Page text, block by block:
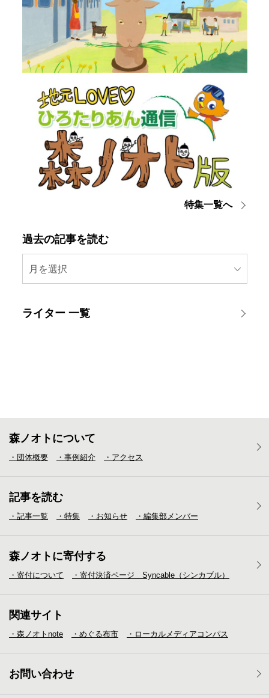
特集一覧へ
過去の記事を読む
月を選択
ライター 一覧
森ノオトについて
・団体概要 ・事例紹介 ・アクセス
記事を読む
・記事一覧 ・特集 ・お知らせ ・編集部メンバー
森ノオトに寄付する
・寄付について ・寄付決済ページ Syncable（シンカブル）
関連サイト
・森ノオトnote ・めぐる布市 ・ローカルメディア コンパス
お問い合わせ